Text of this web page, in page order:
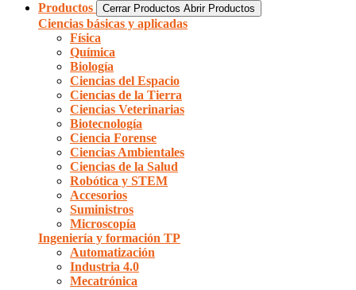
Productos
Cerrar Productos Abrir Productos
Ciencias básicas y aplicadas
Física
Química
Biología
Ciencias del Espacio
Ciencias de la Tierra
Ciencias Veterinarias
Biotecnología
Ciencia Forense
Ciencias Ambientales
Ciencias de la Salud
Robótica y STEM
Accesorios
Suministros
Microscopía
Ingeniería y formación TP
Automatización
Industria 4.0
Mecatrónica